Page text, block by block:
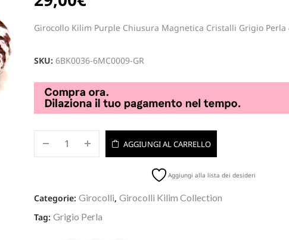
Girocollo Kilim Purple Chiusura Magnetica Cristalli Grigio Perla
SKU:6BK0036-6MC0009-GR
AGGIUNGI AL CARRELLO
Aggiungi alla lista dei desideri
Categorie:Girocolli,Girocolli Kilim Collection
Tag:Grigio Perla